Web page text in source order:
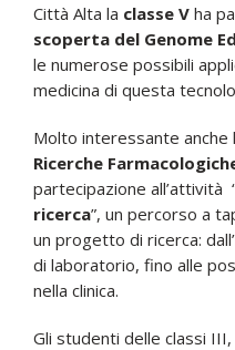
Città Alta la classe Vha
scoperta del Genome
le numerose possibili
medicina di questa
Molto interessante anche
Ricerche
partecipazione all’attività
ricerca”, un percorso a
un progetto di ricerca:
di laboratorio, fino alle
nella clinica.
Gli studenti delle classi